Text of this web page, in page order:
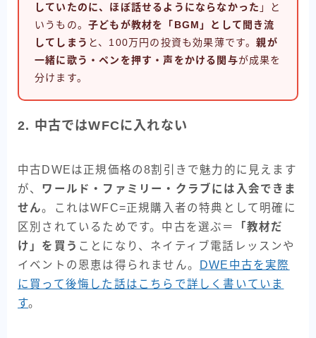
していたのに、ほぼ話せるようにならなかった 」と
いうもの。 子どもが教材を「BGM」として聞き流
してしまう と、100万円の投資も効果薄です。親が
一緒に歌う・ペンを押す・声をかける関与が成果を
分けます。
2. 中古ではWFCに入れない
中古DWEは正規価格の8割引きで魅力的に見えます
が、 ワールド・ファミリー・クラブには入会できま
せん。これはWFC=正規購入者の特典として明確に
区別されているためです。中古を選ぶ＝
「教材だ
け」を買う ことになり、ネイティブ電話レッスンや
イベントの恩恵は得られません。
DWE中古を実際
に買って後悔した話はこちらで詳しく書いていま
す。